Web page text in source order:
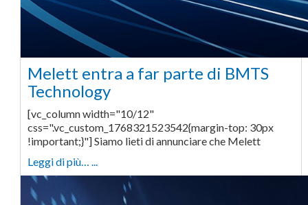
Melett entra a far parte di BMTS
Technology
[vc_column width="10/12"
css=".vc_custom_1768321523542{margin-top: 30px
!important;}"] Siamo lieti di annunciare che Melett
Leggi di più… ...